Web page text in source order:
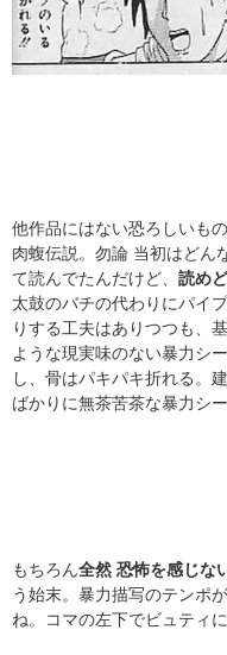
他作品にはない恐ろしいも
肉蝮伝説。勿論 当初はどん
て読んでたんだけど、 読め
太鼓のバチの代わりにパイ
りする工夫はありつつも、
ような現実味のない暴力シ
し、骨はパキパキ折れる。
ばかりに無茶苦茶な暴力シー
もちろん 全然 恐怖を感じな
う始末。暴力描写のテンポ
ね。コマの左下でビュティ